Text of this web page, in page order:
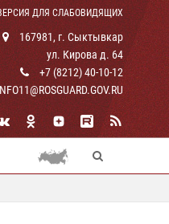
ДЛЯ СЛАБОВИДЯЩИХ
167981, г. Сыктывкар
ул. Кирова д. 64
+7 (8212) 40-10-12